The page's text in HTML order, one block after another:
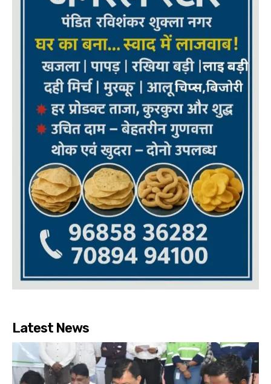
Latest News